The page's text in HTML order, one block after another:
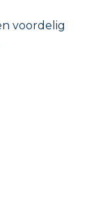
voordelig